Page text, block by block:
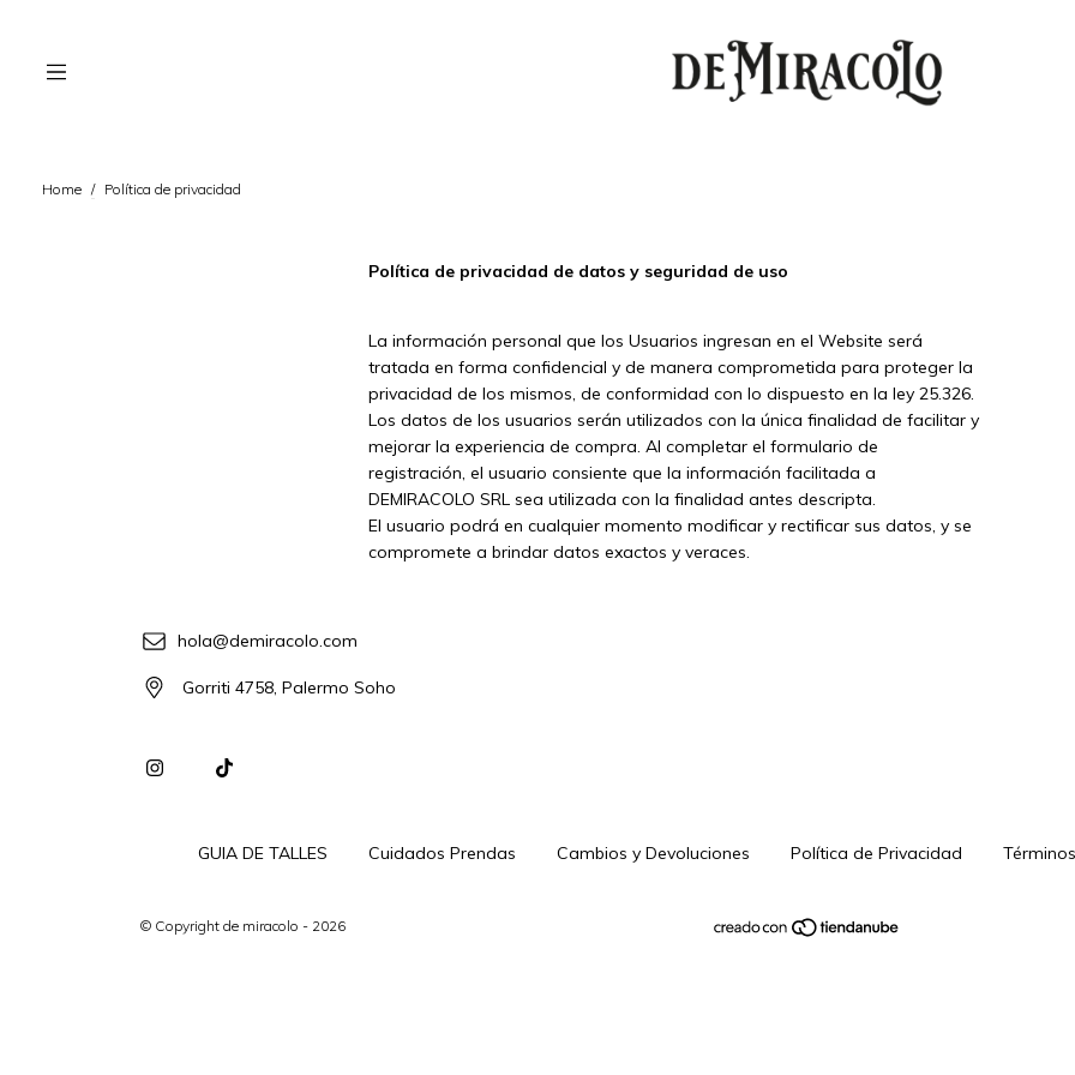
Home / Política de privacidad
Política de privacidad de datos y seguridad de uso
La información personal que los Usuarios ingresan en el Website será
tratada en forma confidencial y de manera comprometida para proteger la
privacidad de los mismos, de conformidad con lo dispuesto en la ley 25.326.
Los datos de los usuarios serán utilizados con la única finalidad de facilitar y
mejorar la experiencia de compra. Al completar el formulario de
registración, el usuario consiente que la información facilitada a
DEMIRACOLO SRL sea utilizada con la finalidad antes descripta.
El usuario podrá en cualquier momento modificar y rectificar sus datos, y se
compromete a brindar datos exactos y veraces.
hola@demiracolo.com
Gorriti 4758, Palermo Soho
GUIA DE TALLES Cuidados Prendas Cambios y Devoluciones Política de Privacidad
© Copyright de miracolo - 2026